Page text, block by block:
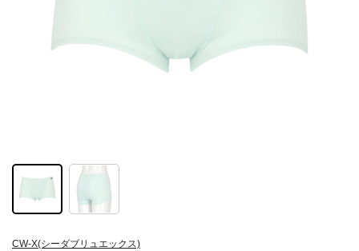
CW-X(シーダブリュエックス)